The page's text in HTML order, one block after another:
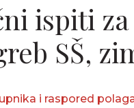
ispiti
SŠ,
i raspored